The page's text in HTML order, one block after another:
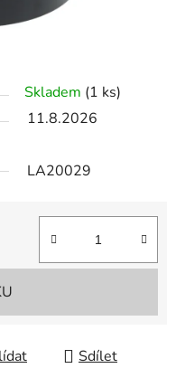
Skladem (1 ks)
11.8.2026
LA20029
Sdílet